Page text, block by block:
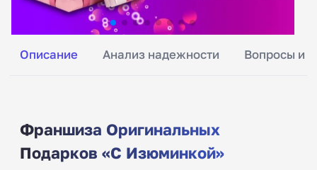
Описание Анализ надежности Вопросы и
Франшиза Оригинальных
Подарков «С Изюминкой»